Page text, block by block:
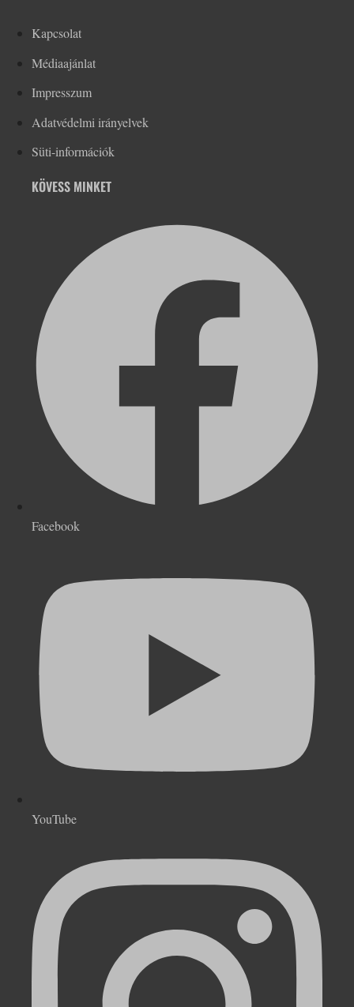
Kapcsolat
Médiaajánlat
Impresszum
Adatvédelmi irányelvek
Süti-információk
KÖVESS MINKET
Facebook
YouTube